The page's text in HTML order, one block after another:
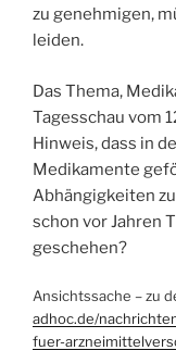
zu genehmigen,
leiden.
Das Thema,
Tagesschau vom
Hinweis, dass in
Medikamente
Abhängigkeiten
schon vor Jahren
geschehen?
Ansichtssache – zu
adhoc.de/
fuer-